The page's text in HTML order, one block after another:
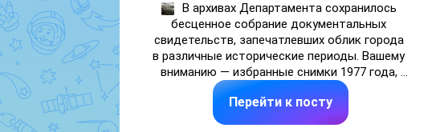
В архивах Департамента сохранилось
бесценное собрание документальных
свидетельств, запечатлевших облик города
в различные исторические периоды. Вашему
вниманию — избранные снимки 1977 года,
открывающие окно в прошлое.
Перейти к посту